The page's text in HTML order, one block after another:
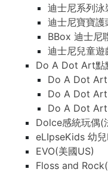
迪士尼系列泳
迪士尼寶寶護
BBox 迪士尼
迪士尼兒童遊
Do A Dot Art點
Do A Dot
Do A Dot
Do A Dot Art
Dolce感統玩偶(
eLIpseKids 幼
EVO(美國US)
Floss and